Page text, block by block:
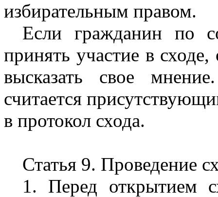
избирательным правом.
Если гражданин по
принять участие в
высказать свое
считается
в протокол схода.
Статья 9. Проведение
1. Перед открытием